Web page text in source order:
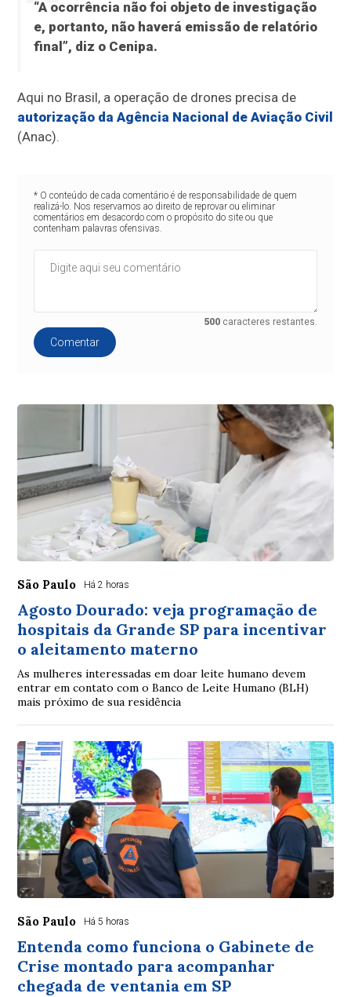
“A ocorrência não foi objeto de investigação
e, portanto, não haverá emissão de relatório
final”, diz o Cenipa.
Aqui no Brasil, a operação de drones precisa de
autorização da Agência Nacional de Aviação Civil
(Anac).
* O conteúdo de cada comentário é de responsabilidade de quem
realizá-lo. Nos reservamos ao direito de reprovar ou eliminar
comentários em desacordo com o propósito do site ou que
contenham palavras ofensivas.
500 caracteres restantes.
Comentar
São Paulo Há 2 horas
Agosto Dourado: veja programação de
hospitais da Grande SP para incentivar
o aleitamento materno
As mulheres interessadas em doar leite humano devem
entrar em contato com o Banco de Leite Humano (BLH)
mais próximo de sua residência
São Paulo Há 5 horas
Entenda como funciona o Gabinete de
Crise montado para acompanhar
chegada de ventania em SP